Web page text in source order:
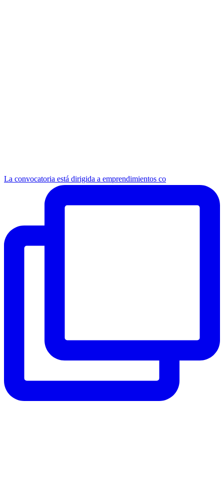
La convocatoria está dirigida a emprendimientos co